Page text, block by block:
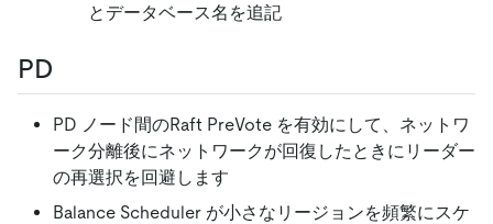
とデータベース名を追記
PD
PD ノード間のRaft PreVote を有効にして、ネットワ
ーク分離後にネットワークが回復したときにリーダー
の再選択を回避します
Balance Scheduler が小さなリージョンを頻繁にスケ